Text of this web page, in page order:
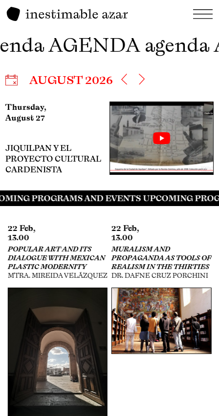
AGENDA
AUGUST 2026
Thursday,
August 27
JIQUILPAN Y EL
PROYECTO CULTURAL
CARDENISTA
PROGRAMS AND EVENTS UPCOMING
22 Feb,
13.00
POPULAR ART AND ITS
DIALOGUE WITH MEXICAN
PLASTIC MODERNITY
MTRA. MIREIDA VELÁZQUEZ
22 Feb,
13.00
MURALISM AND
PROPAGANDA AS TOOLS OF
REALISM IN THE THIRTIES
DR. DAFNE CRUZ PORCHINI